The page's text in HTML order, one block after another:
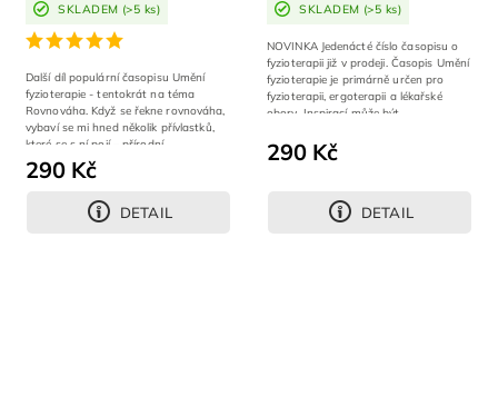
SKLADEM (>5 ks)
290 Kč
DETAIL
Další díl populární časopisu Umění
fyzioterapie - tentokrát na téma
Rovnováha. Když se řekne rovnováha,
vybaví se mi hned několik přívlastků,
které se s ní pojí – přírodní,...
SKLADEM (>5 ks)
290 Kč
DETAIL
NOVINKA Jedenácté číslo časopisu o
fyzioterapii již v prodeji. Časopis Umění
fyzioterapie je primárně určen pro
fyzioterapii, ergoterapii a lékařské
obory. Inspirací může být...